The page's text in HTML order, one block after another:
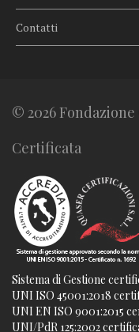
Contatti
© 2026
Certificata
Sistema di Gestione
UNI ISO 45001:2018
UNI EN ISO 9001:2015
UNI/PdR 125:2002